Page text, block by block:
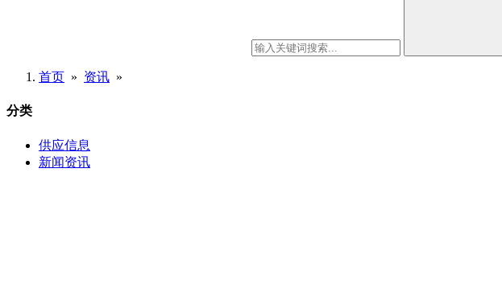
首页 » 资讯 »
分类
供应信息
新闻资讯